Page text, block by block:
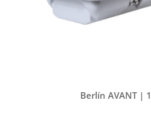
Berlín AVANT |